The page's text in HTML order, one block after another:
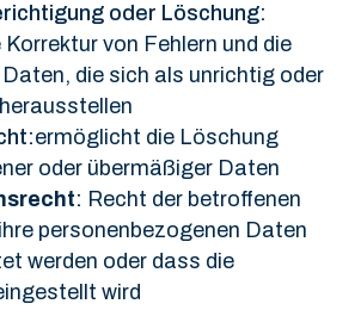
oder Löschung:
von Fehlern und die
die sich als unrichtig oder
ermöglicht die Löschung
oder übermäßiger Daten
: Recht der betroffenen
personenbezogenen Daten
werden oder dass die
wird